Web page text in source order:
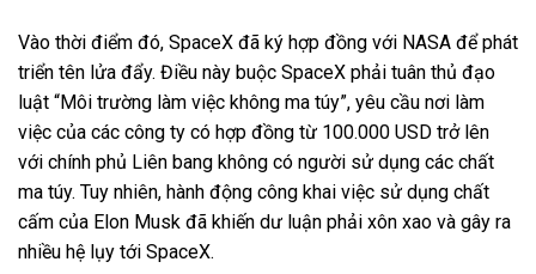
Vào thời điểm đó, SpaceX đã ký hợp đồng với NASA để phát
triển tên lửa đẩy. Điều này buộc SpaceX phải tuân thủ đạo
luật “Môi trường làm việc không ma túy”, yêu cầu nơi làm
việc của các công ty có hợp đồng từ 100.000 USD trở lên
với chính phủ Liên bang không có người sử dụng các chất
ma túy. Tuy nhiên, hành động công khai việc sử dụng chất
cấm của Elon Musk đã khiến dư luận phải xôn xao và gây ra
nhiều hệ lụy tới SpaceX.